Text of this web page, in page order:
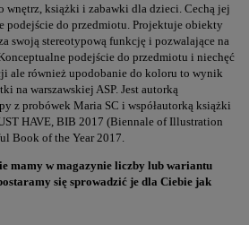
wnętrz, książki i zabawki dla dzieci. Cechą jej
podejście do przedmiotu. Projektuje obiekty
swoją stereotypową funkcję i pozwalające na
podejście do przedmiotu i niechęć
ale również upodobanie do koloru to wynik
na warszawskiej ASP. Jest autorką
z probówek Maria SC i współautorką książki
HAVE, BIB 2017 (Biennale of Illustration
Book of the Year 2017.
mamy w magazynie liczby lub wariantu
się sprowadzić je dla Ciebie jak